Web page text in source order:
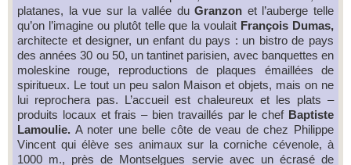
platanes, la vue sur la vallée duGranzon et l’auberge telle
qu’on l’imagine ou plutôt telle que la voulait François Dumas,
architecte et designer, un enfant du pays : un bistro de pays
des années 30 ou 50, un tantinet parisien, avec banquettes en
moleskine rouge, reproductions de plaques émaillées de
spiritueux. Le tout un peu salon Maison et objets, mais on ne
lui reprochera pas. L’accueil est chaleureux et les plats –
produits locaux et frais – bien travaillés par le chef Baptiste
Lamoulie. A noter une belle côte de veau de chez Philippe
Vincent qui élève ses animaux sur la corniche cévenole, à
1000 m., près de Montselgues servie avec un écrasé de